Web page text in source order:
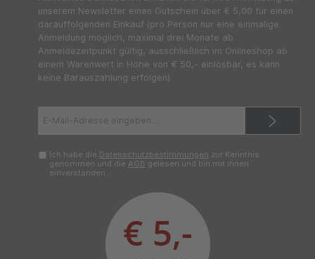
unserem Newsletter einen Gutschein über € 5,00 für einen
darauffolgenden Einkauf (pro Person nur eine einmalige
Anmeldung möglich, maximal drei Monate ab
Anmeldezeitpunkt gültig, ausschließlich im Onlineshop ab
einem Warenwert in Höhe von € 50,- einlösbar, es kann
keine Barauszahlung erfolgen)
Mail-
Ich habe die Datenschutzbestimmungen zur Kenntnis
genommen und die AGB gelesen und bin mit ihnen
einverstanden.